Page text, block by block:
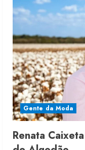
Gente da Moda
Renata